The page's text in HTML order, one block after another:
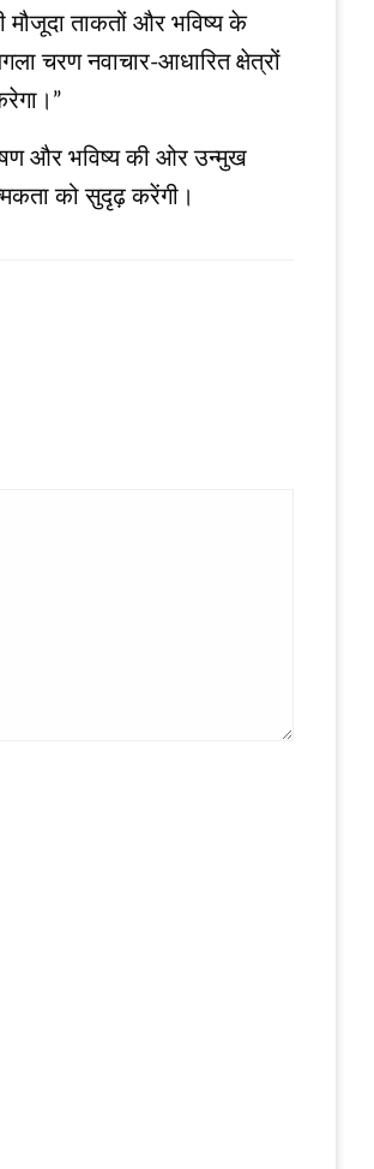
मौजूदा ताकतों और भविष्य के
चरण नवाचार-आधारित क्षेत्रों
और भविष्य की ओर उन्मुख
को सुदृढ़ करेंगी।